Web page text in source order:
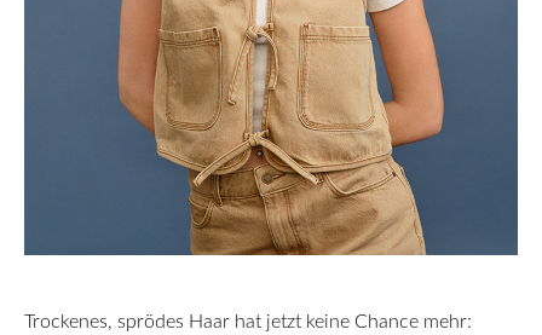
Trockenes, sprödes Haar hat jetzt keine Chance mehr: